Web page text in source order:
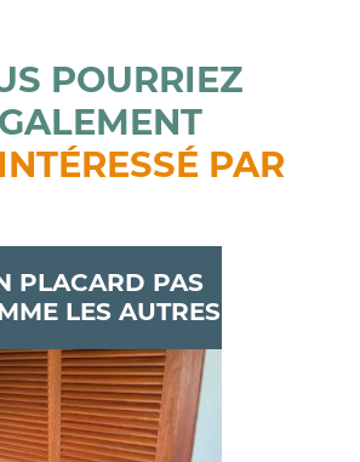
POURRIEZ
PAR
PLACARD PAS
LES AUTRES